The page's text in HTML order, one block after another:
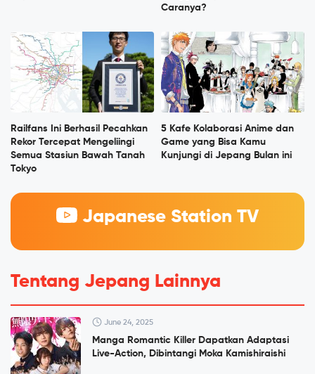
Caranya?
Railfans Ini Berhasil Pecahkan
Rekor Tercepat Mengeliingi
Semua Stasiun Bawah Tanah
Tokyo
5 Kafe Kolaborasi Anime dan
Game yang Bisa Kamu
Kunjungi di Jepang Bulan ini
Japanese Station TV
Tentang Jepang Lainnya
June 24, 2025
Manga Romantic Killer Dapatkan Adaptasi
Live-Action, Dibintangi Moka Kamishiraishi